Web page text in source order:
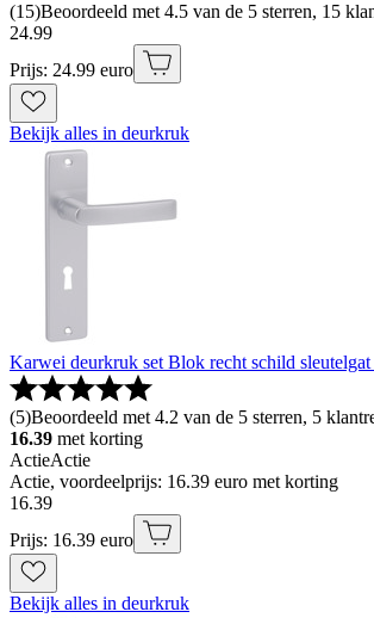
(15)Beoordeeld met 4.5 van de 5 sterren, 15
24.99
Prijs: 24.99 euro
Bekijk alles in deurkruk
Karwei deurkruk set Blok recht schild
(5)Beoordeeld met 4.2 van de 5 sterren, 5
16.39 met korting
ActieActie
Actie, voordeelprijs: 16.39 euro met korting
16.39
Prijs: 16.39 euro
Bekijk alles in deurkruk